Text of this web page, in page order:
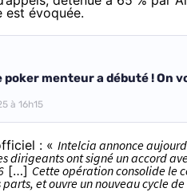
est évoquée.
poker menteur a débuté ! On
à 16h15
: « Intelcia annonce
dirigeants ont signé un accord
[…] Cette opération consolide le
et ouvre un nouveau cycle